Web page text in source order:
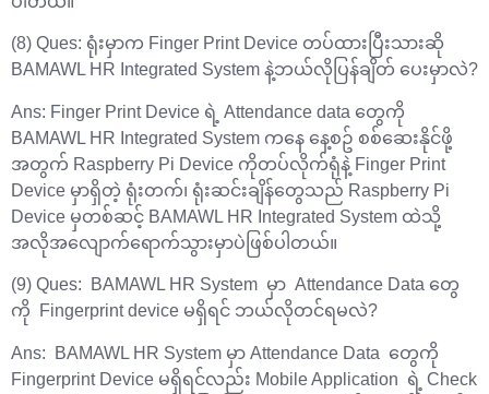
(8) Ques: ရုံးမှာက Finger Print Device တပ်ထားပြီးသားဆို
BAMAWL HR Integrated System နဲ့ဘယ်လိုပြန်ချိတ် ပေးမှာလဲ?
Ans: Finger Print Device ရဲ့ Attendance data တွေကို
BAMAWL HR Integrated System ကနေ နေ့စဥ် စစ်ဆေးနိုင်ဖို့
အတွက် Raspberry Pi Device ကိုတပ်လိုက်ရုံနဲ့ Finger Print
Device မှာရှိတဲ့ ရုံးတက်၊ ရုံးဆင်းချိန်တွေသည် Raspberry Pi
Device မှတစ်ဆင့် BAMAWL HR Integrated System ထဲသို့
အလိုအလျောက်‌ရောက်သွားမှာပဲဖြစ်ပါတယ်။
(9) Ques: BAMAWL HR System မှာ Attendance Data တွေ
ကို Fingerprint device မရှိရင် ဘယ်လိုတင်ရမလဲ?
Ans: BAMAWL HR System မှာ Attendance Data တွေကို
Fingerprint Device မရှိရင်လည်း Mobile Application ရဲ့ Check